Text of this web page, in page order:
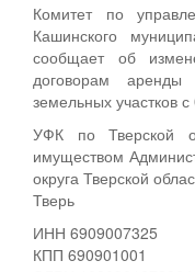
Комитет по
Кашинского
сообщает об
договорам
земельных участков
УФК по Тверской
имуществом
округа Тверской
Тверь
ИНН 6909007325
КПП 690901001